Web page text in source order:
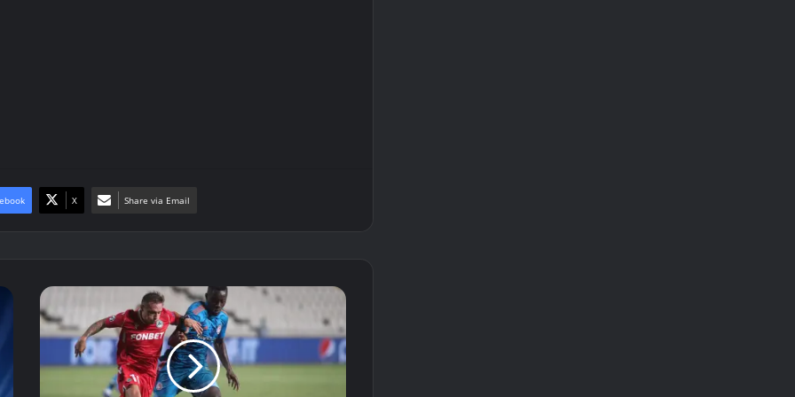
X Share via Email
Τα
highlights
του
Ομόνοια
-
Ολυμπιακός